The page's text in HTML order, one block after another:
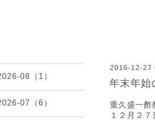
2016-12-27
年末年始
重久盛一酢
１２月２
08（1）
07（6）